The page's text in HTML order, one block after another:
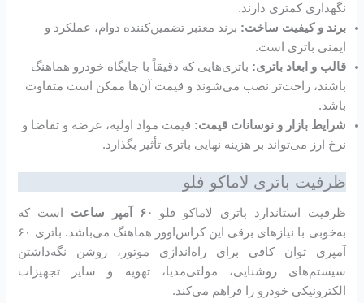
نگهداری کمتری دارند.
برند و کیفیت ساخت: برند معتبر تضمین‌کننده دوام، عملکرد و
ایمنی باتری است.
قالب و ابعاد باتری: باتری‌هایی که دقیقاً با جایگاه خودرو هماهنگ
باشند، راحت‌تر نصب می‌شوند و قیمت آن‌ها ممکن است متفاوت
باشد.
شرایط بازار و نوسانات قیمت: قیمت مواد اولیه، عرضه و تقاضا و
نرخ ارز می‌تواند بر هزینه نهایی باتری تأثیر بگذارد.
ظرفیت باتری لاماکو فلو
ظرفیت استاندارد باتری لاماکو فلو ۶۰ آمپر ساعت
است که
به‌خوبی با نیازهای برقی این کراس‌اوور هماهنگ می‌باشد. باتری ۶۰
آمپری توان کافی برای راه‌اندازی موتور، روشن نگه‌داشتن
سیستم‌های روشنایی، مولتی‌مدیا، تهویه و سایر تجهیزات
الکترونیکی خودرو را فراهم می‌کند.